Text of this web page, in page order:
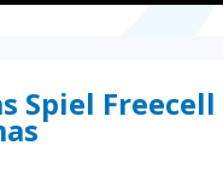
Spiel Freecell